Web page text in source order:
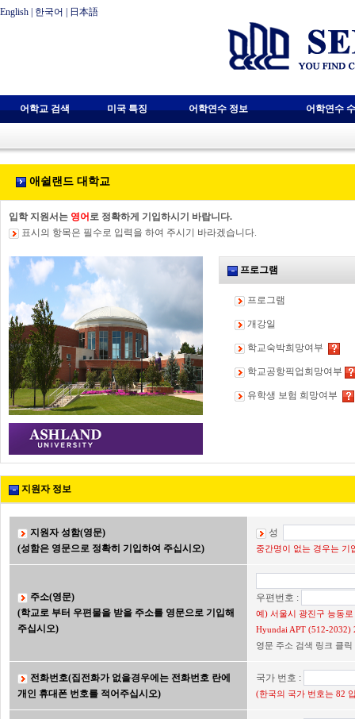
English 한국어 日本語
어학교 검색 미국 특징 어학연수 정보 어학연수
애쉴랜드 대학교
입학 지원서는 영어 로 정확하게 기입하시기 바랍니다.
표시의 항목은 필수로 입력을 하여 주시기 바라겠습니다.
프로그램
프로그램
개강일
학교숙박희망여부
학교공항픽업희망여부
유학생 보험 희망여부
지원자 정보
지원자 성함(영문)
(성함은 영문으로 정확히 기입하여 주십시오)
성
중간명이 없는 경우는 기
주소(영문)
(학교로 부터 우편물을 받을 주소를 영문으로 기입해
주십시오)
우편번호 :
예) 서울시 광진구 능동
Hyundai APT (512-2032)
영문 주소 검색 링크 클릭
전화번호(집전화가 없을경우에는 전화번호 란에
개인 휴대폰 번호를 적어주십시오)
국가 번호 :
(한국의 국가 번호는 82